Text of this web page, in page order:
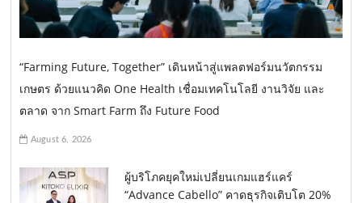
“Farming Future, Together” เดินหน้าสู่แพลตฟอร์มนวัตกรรม
เกษตร ด้วยแนวคิด One Health เชื่อมเทคโนโลยี งานวิจัย และ
ตลาด จาก Smart Farm ถึง Future Food
August 6, 2026
ผู้บริโภคยุคใหม่เปลี่ยนเกมแฮร์แคร์
“Advance Cabello” คาดธุรกิจเติบโต 20%